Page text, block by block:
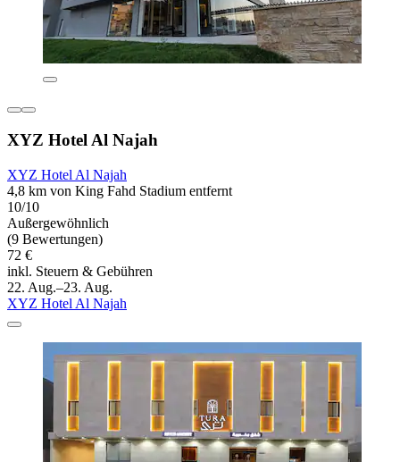
XYZ Hotel Al Najah
XYZ Hotel Al Najah
4,8 km von King Fahd Stadium entfernt
10/10
Außergewöhnlich
(9 Bewertungen)
72 €
inkl. Steuern & Gebühren
22. Aug.–23. Aug.
XYZ Hotel Al Najah